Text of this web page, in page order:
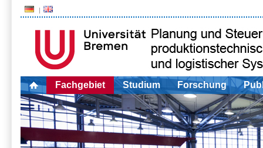
Fachgebiet Studium Forschung